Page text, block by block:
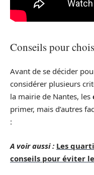
Conseils pour
Avant de se décider
considérer plusieurs
la mairie de Nantes, les
primer, mais d’autres
:
A voir aussi : Les
conseils pour éviter